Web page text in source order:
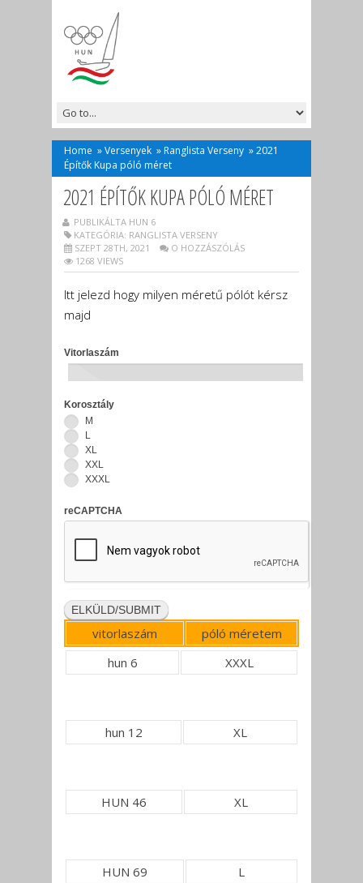
Home »Versenyek » Ranglista Verseny »2021
Építők Kupa póló méret
2021 ÉPÍTŐK KUPA PÓLÓ MÉRET
PUBLIKÁLTA HUN 6
KATEGÓRIA: RANGLISTA VERSENY
SZEPT 28TH, 2021
O HOZZÁSZÓLÁS
1268 VIEWS
Itt jelezd hogy milyen méretű pólót kérsz
majd
Vitorlaszám
Korosztály
M
L
XL
XXL
XXXL
reCAPTCHA
vitorlaszám
póló méretem
hun 6
XXXL
hun 12 XL
HUN 46 XL
HUN 69 L